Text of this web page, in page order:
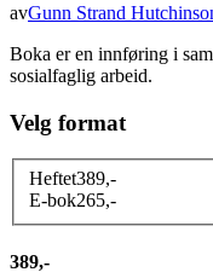
avGunn Strand
Boka er en innføring i
sosialfaglig arbeid.
Velg format
Heftet389,-
E-bok265,-
389,-